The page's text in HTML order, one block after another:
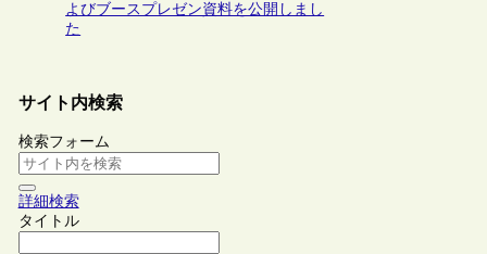
よびブースプレゼン資料を公開しまし
た
サイト内検索
検索フォーム
詳細検索
タイトル